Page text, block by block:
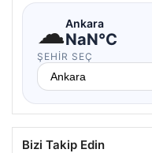
☁Ankara
NaN°C
ŞEHIR SEÇ
Bizi Takip Edin